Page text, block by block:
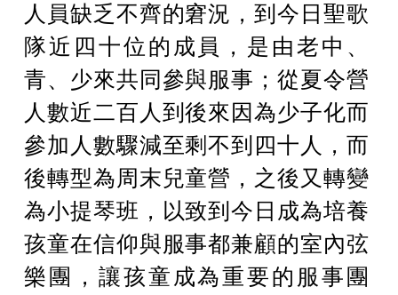
人員缺乏不齊的窘況，到今日聖歌
隊近四十位的成員，是由老中、
青、少來共同參與服事；從夏令營
人數近二百人到後來因為少子化而
參加人數驟減至剩不到四十人，而
後轉型為周末兒童營，之後又轉變
為小提琴班，以致到今日成為培養
孩童在信仰與服事都兼顧的室內弦
樂團，讓孩童成為重要的服事團